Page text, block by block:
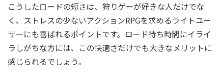
こうしたロードの短さは、狩りゲーが好きな人だけでな
く、ストレスの少ないアクションRPGを求めるライトユー
ザーにも喜ばれるポイントです。ロード待ち時間にイライ
ラしがちな方には、この快適さだけでも大きなメリットに
感じられるでしょう。